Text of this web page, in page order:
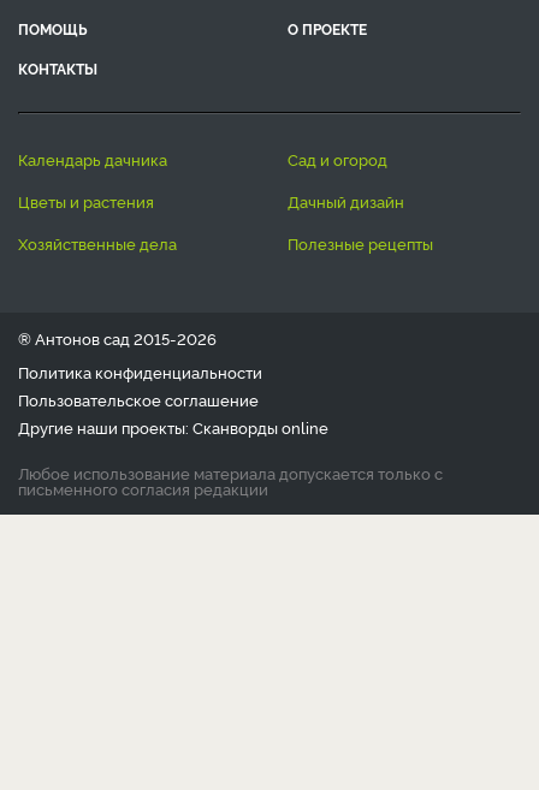
ПОМОЩЬ
О ПРОЕКТЕ
КОНТАКТЫ
календарь дачника
сад и огород
цветы и растения
дачный дизайн
хозяйственные дела
полезные рецепты
® Антонов сад 2015-2026
Политика конфиденциальности
Пользовательское соглашение
Другие наши проекты: Сканвордыonline
Любое использование материала допускается только с
письменного согласия редакции